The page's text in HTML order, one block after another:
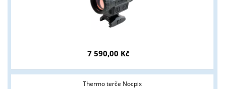
7 590,00 Kč
Thermo terče Nocpix